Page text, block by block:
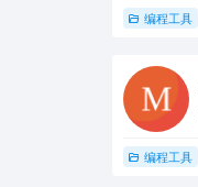
编程工具
编程工具